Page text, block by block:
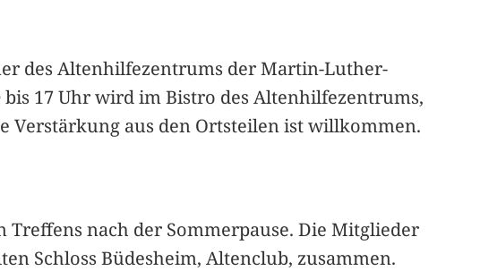
des Altenhilfezentrums der Martin-Luther-
17 Uhr wird im Bistro des Altenhilfezentrums,
Verstärkung aus den Ortsteilen ist willkommen.
Treffens nach der Sommerpause. Die Mitglieder
Schloss Büdesheim, Altenclub, zusammen.